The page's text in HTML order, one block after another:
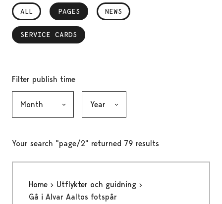
ALL PAGES
, SELECTED NEWS
SERVICE CARDS
, SELECTED
Filter publish time
Your search "page/2" returned 79 results
Home
Utflykter och guidning
Gå i Alvar Aaltos fotspår